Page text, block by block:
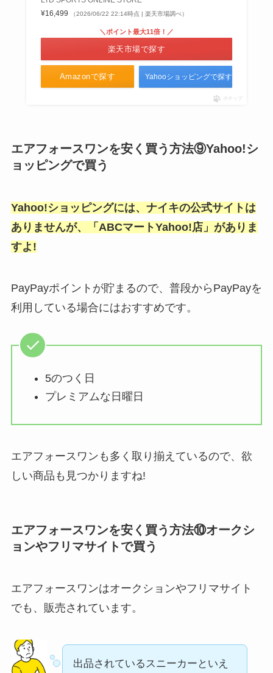
¥16,499
（2026/06/22 22:14時点 | 楽天市場調べ）
Amazonで探す
＼ポイント最大11倍！／
楽天市場で探す
Yahooショッピングで探す
ポチップ
エアフォースワンを安く買う方法⑨Yahoo!シ
ョッピングで買う
Yahoo!ショッピングには、ナイキの公式サイトは
ありませんが、「ABCマートYahoo!店」がありま
すよ!
PayPayポイントが貯まるので、普段からPayPayを
利用している場合にはおすすめです。
5のつく日
プレミアムな日曜日
エアフォースワンも多く取り揃えているので、欲
しい商品も見つかりますね!
エアフォースワンを安く買う方法⑩オークシ
ョンやフリマサイトで買う
エアフォースワンはオークションやフリマサイト
でも、販売されています。
出品されているスニーカーといえ